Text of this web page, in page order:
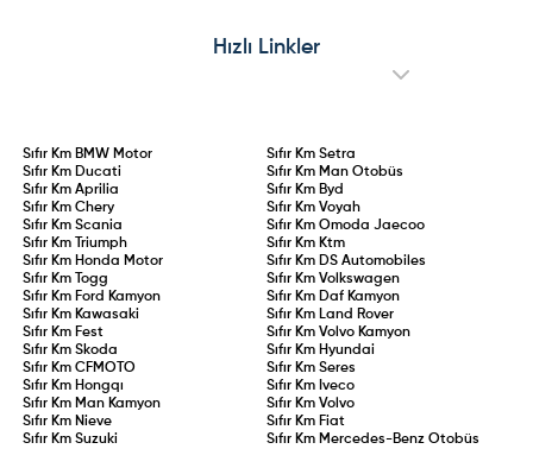
sürücülük süresi kanunlaştı. 75 ceza
puanının aşılması, 0,20 promil üzeri
arızalar ve Ford Edsel’i aratmayan
performansıyla model adeta sınıfta
Hızlı Linkler
Sıfır Km BMW Motor Sıfır Km Setra
Sıfır Km Ducati Sıfır Km Man Otobüs
Sıfır KmAprilia Sıfır Km Byd
Sıfır KmChery Sıfır Km Voyah
Sıfır KmScania Sıfır Km Omoda Jaecoo
Sıfır Km
Triumph Sıfır Km Ktm
Sıfır Km Honda Motor Sıfır Km DS Automobiles
Sıfır Km
Togg Sıfır Km Volkswagen
Sıfır Km Ford Kamyon Sıfır Km Daf Kamyon
Sıfır Km Kawasaki Sıfır Km Land Rover
Sıfır Km Fest Sıfır Km Volvo Kamyon
Sıfır KmSkoda Sıfır Km Hyundai
Sıfır KmCFMOTO Sıfır Km Seres
Sıfır Km Hongqı Sıfır Km Iveco
Sıfır Km Man Kamyon Sıfır Km Volvo
Sıfır Km Nieve Sıfır Km Fiat
Sıfır KmSuzuki Sıfır Km Mercedes-Benz Otobüs